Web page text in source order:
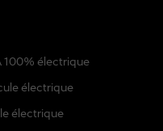
100% électrique
électrique
électrique